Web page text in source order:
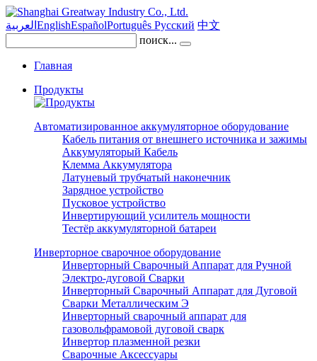
العربية EnglishEspañolPortuguês Pусский 中文
поиск...
Главная
Продукты
Автоматизированное аккумуляторное оборудование
Кабель питания от внешнего источника и зажимы
Аккумуляторый Кабель
Клемма Аккумулятора
Латуневый трубчатый наконечник
Зарядное устройство
Пусковое устройство
Инвертирующий усилитель мощности
Тестёр аккумуляторной батареи
Инверторное сварочное оборудование
Инверторный Сварочный Аппарат для Ручной
Электро-дуговой Сварки
Инверторный Сварочный Аппарат для Дуговой
Сварки Металлическим Э
Инверторный сварочный аппарат для
газовольфрамовой дуговой сварк
Инвертор плазменной резки
Сварочные Аксессуары